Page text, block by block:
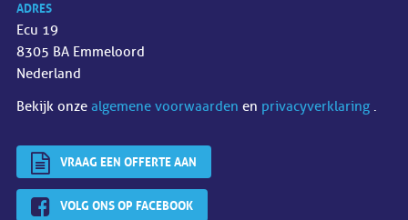
ADRES
Ecu 19
8305 BA Emmeloord
Nederland
Bekijk onze algemene voorwaarden en privacyverklaring .
VRAAG EEN OFFERTE AAN
VOLG ONS OP FACEBOOK